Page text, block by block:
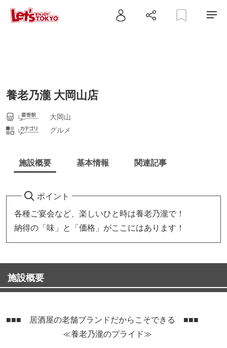
養老乃瀧 大岡山店
大岡山
グルメ
施設概要 基本情報 関連記事
ポイント
各種ご宴会など、楽しいひと時は養老乃瀧で！
納得の「味」と「価格」がここにはあります！
施設概要
■■■ 居酒屋の老舗ブランドだからこそできる ■■■
≪養老乃瀧のプライド≫